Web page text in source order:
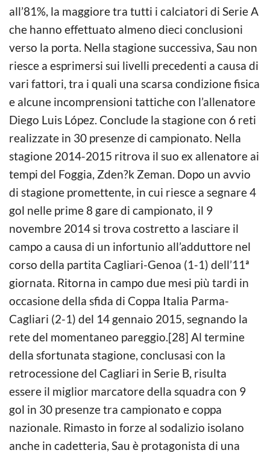
all’81%, la maggiore tra tutti i calciatori di Serie A
che hanno effettuato almeno dieci conclusioni
verso la porta. Nella stagione successiva, Sau non
riesce a esprimersi sui livelli precedenti a causa di
vari fattori, tra i quali una scarsa condizione fisica
e alcune incomprensioni tattiche con l’allenatore
Diego Luis López. Conclude la stagione con 6 reti
realizzate in 30 presenze di campionato. Nella
stagione 2014-2015 ritrova il suo ex allenatore ai
tempi del Foggia, Zden?k Zeman. Dopo un avvio
di stagione promettente, in cui riesce a segnare 4
gol nelle prime 8 gare di campionato, il 9
novembre 2014 si trova costretto a lasciare il
campo a causa di un infortunio all’adduttore nel
corso della partita Cagliari-Genoa (1-1) dell’11ª
giornata. Ritorna in campo due mesi più tardi in
occasione della sfida di Coppa Italia Parma-
Cagliari (2-1) del 14 gennaio 2015, segnando la
rete del momentaneo pareggio.[28] Al termine
della sfortunata stagione, conclusasi con la
retrocessione del Cagliari in Serie B, risulta
essere il miglior marcatore della squadra con 9
gol in 30 presenze tra campionato e coppa
nazionale. Rimasto in forze al sodalizio isolano
anche in cadetteria, Sau è protagonista di una